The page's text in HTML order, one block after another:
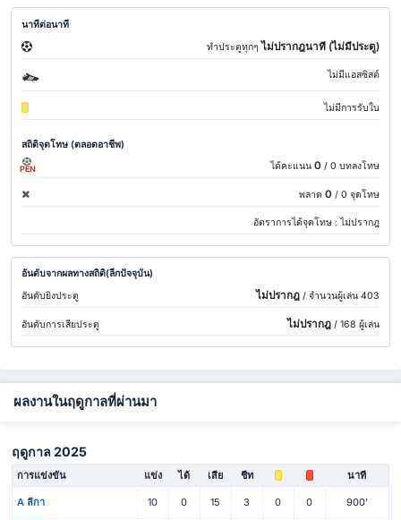
นาทีต่อนาที
ทำประตูทุกๆไม่ปรากฎนาที (ไม่มีประตู)
ไม่มีแอสซิสต์
ไม่มีการรับใบ
สถิติจุดโทษ (ตลอดอาชีพ)
PEN ได้คะแนน 0 / 0 บทลงโทษ
พลาด 0 / 0 จุดโทษ
อัตราการได้จุดโทษ : ไม่ปรากฎ
อันดับจากผลทางสถิติ(ลีกปัจจุบัน)
อันดับยิงประตู
ไม่ปรากฎ/ จำนวนผู้เล่น 403
อันดับการเสียประตู ไม่ปรากฎ/ 168 ผู้เล่น
ผลงานในฤดูกาลที่ผ่านมา
ฤดูกาล 2025
การแข่งขัน แข่ง ได้ เสีย ชีท นาที
A ลีกา 10 0 15 3 0 0 900'